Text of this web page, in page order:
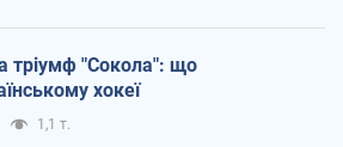
тріумф "Сокола": що
хокеї
1,1 т.